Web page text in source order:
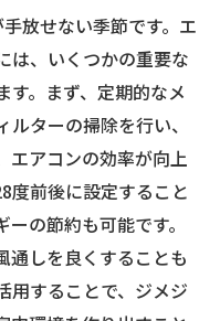
な室内環境を実現
よい夏を過ごすため
放せない季節です。エ
は、いくつかの重要な
す。まず、定期的なメ
ターの掃除を行い、
エアコンの効率が向上
度前後に設定すること
の節約も可能です。
通しを良くすることも
用することで、ジメジ